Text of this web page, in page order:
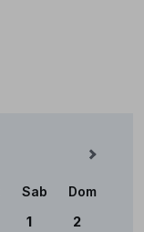
Mês
Sab Dom
1 2